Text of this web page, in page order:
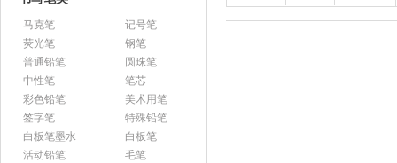
马克笔
记号笔
荧光笔
钢笔
普通铅笔
圆珠笔
中性笔
笔芯
彩色铅笔
美术用笔
签字笔
特殊铅笔
白板笔墨水
白板笔
活动铅笔
毛笔